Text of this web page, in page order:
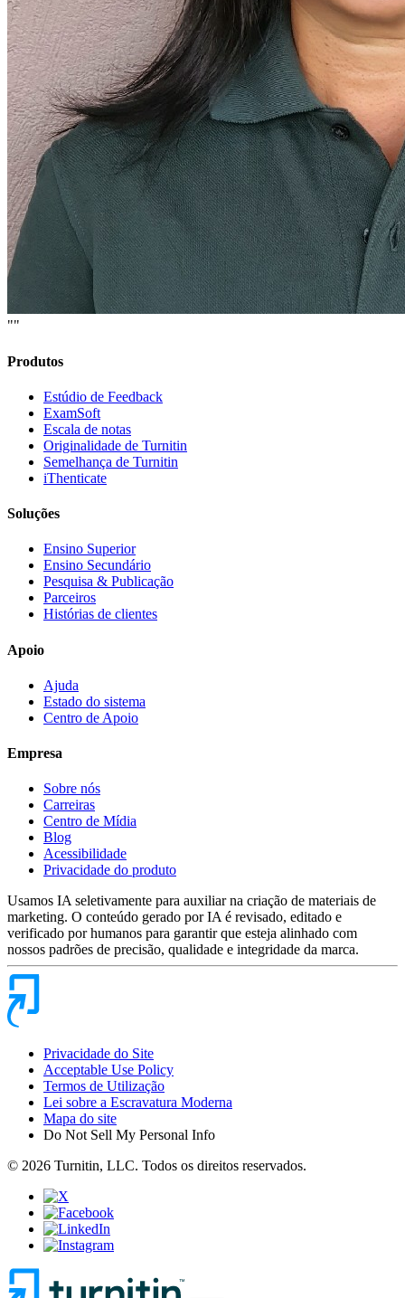
""
Produtos
Estúdio de Feedback
ExamSoft
Escala de notas
Originalidade de Turnitin
Semelhança de Turnitin
iThenticate
Soluções
Ensino Superior
Ensino Secundário
Pesquisa & Publicação
Parceiros
Histórias de clientes
Apoio
Ajuda
Estado do sistema
Centro de Apoio
Empresa
Sobre nós
Carreiras
Centro de Mídia
Blog
Acessibilidade
Privacidade do produto
Usamos IA seletivamente para auxiliar na criação de materiais de
marketing. O conteúdo gerado por IA é revisado, editado e
verificado por humanos para garantir que esteja alinhado com
nossos padrões de precisão, qualidade e integridade da marca.
Privacidade do Site
Acceptable Use Policy
Termos de Utilização
Lei sobre a Escravatura Moderna
Mapa do site
Do Not Sell My Personal Info
© 2026 Turnitin, LLC. Todos os direitos reservados.